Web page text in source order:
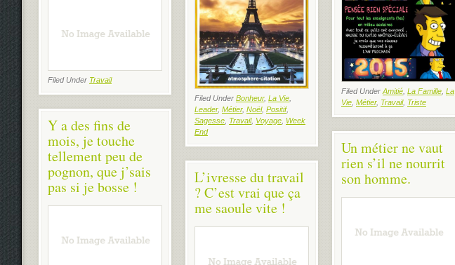
Filed Under Travail
Filed Under Bonheur, La Vie
Leader, Métier, Noël, Positif,
Sagesse Travail, Voyage Week
End
Filed Under Amitié La Famille La
Vie Métier, Travail, Triste
Y a des fins de
mois, je touche
tellement peu de
pognon, que j’sais
pas si je bosse !
Un métier ne vaut
rien s’il ne nourrit
son homme.
L’ivresse du travail
? C’est vrai que ça
me saoule vite !